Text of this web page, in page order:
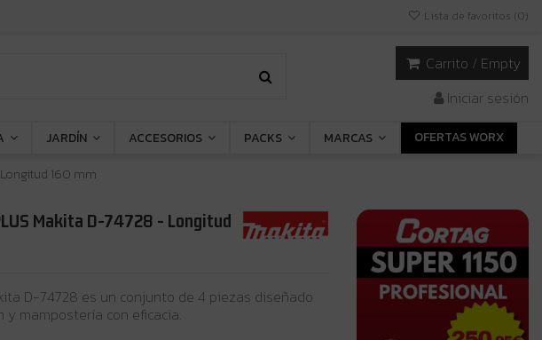
Lista de favoritos (0)
Carrito / Empty
Iniciar sesión
JARDÍN ACCESORIOS PACKS MARCAS
OFERTAS WORX
160 mm
Makita D-74728 - Longitud
D-74728 es un conjunto de 4 piezas diseñado
y mampostería con eficacia.